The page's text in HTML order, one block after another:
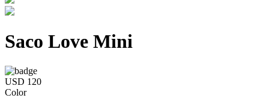
Saco Love Mini
USD 120
Color